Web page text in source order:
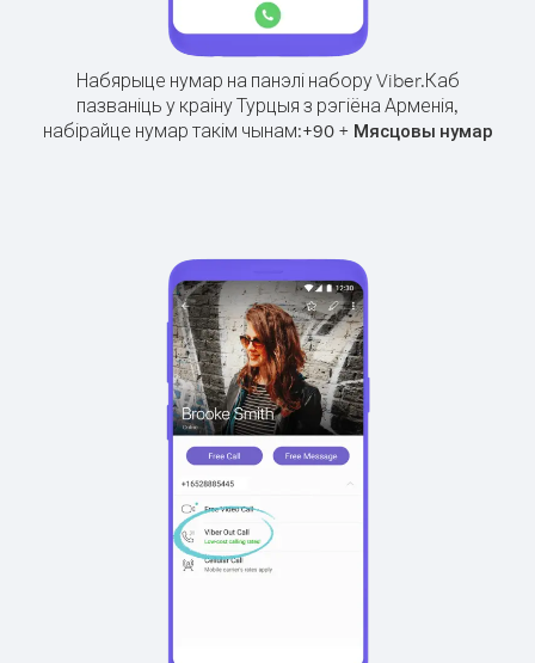
Набярыце нумар на панэлі набору Viber.Каб
пазваніць у краіну Турцыя з рэгіёна Арменія,
набірайце нумар такім чынам:+90+ Мясцовы нумар